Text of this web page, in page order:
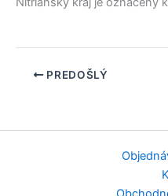
PREDOŠLÝ